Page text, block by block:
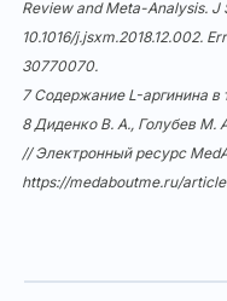
Review and Meta-Analysis. J
10.1016/j.jsxm.2018.12.002.
30770070.
7 Содержание L-аргинина в
8 Диденко В. А., Голубев М.
// Электронный ресурс
https://medaboutme.ru/